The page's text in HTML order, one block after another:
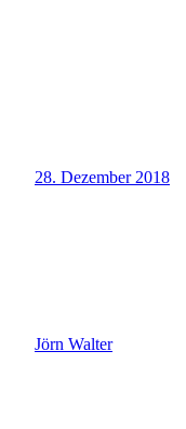
28. Dezember 2018
Jörn Walter